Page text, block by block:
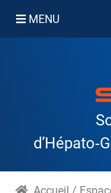
Skip
MENU